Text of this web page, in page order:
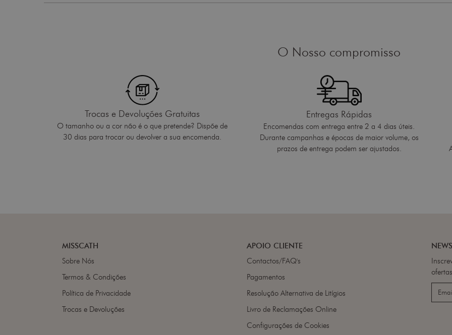
O Nosso compromisso
Trocas e Devoluções Gratuitas
O tamanho ou a cor não é o que pretende? Dispõe de
30 dias para trocar ou devolver a sua encomenda.
Entregas Rápidas
Encomendas com entrega entre 2 a 4 dias úteis.
Durante campanhas e épocas de maior volume, os
prazos de entrega podem ser ajustados.
MISSCATH
Sobre Nós
Termos & Condições
Política de Privacidade
Trocas e Devoluções
APOIO CLIENTE
Contactos/FAQ's
Pagamentos
Resolução Alternativa de Litígios
Livro de Reclamações Online
Configurações de Cookies